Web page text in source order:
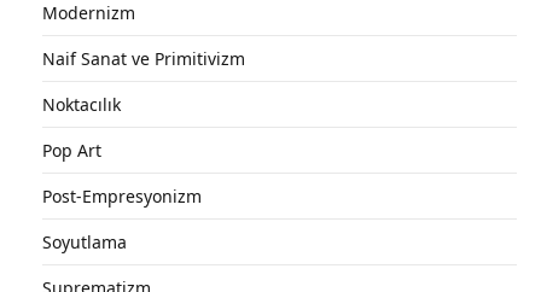
Modernizm
Naif Sanat ve Primitivizm
Noktacılık
Pop Art
Post-Empresyonizm
Soyutlama